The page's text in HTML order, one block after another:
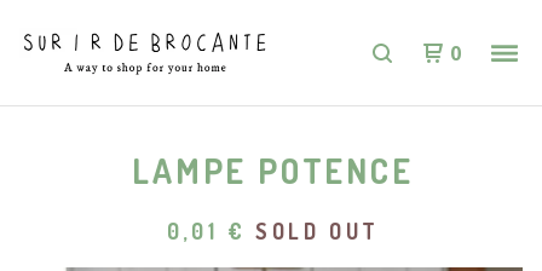
0
LAMPE POTENCE
0,01 € SOLD OUT